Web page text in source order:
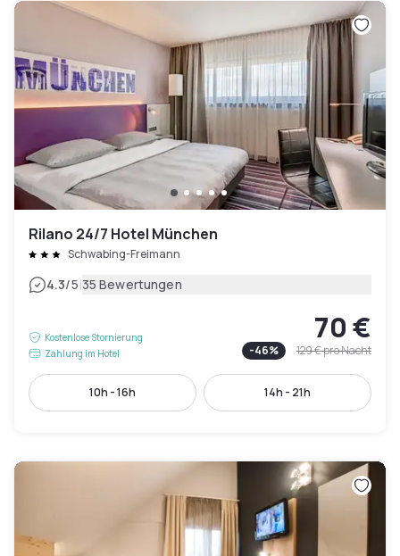
Rilano 24/7 Hotel München
Schwabing-Freimann
4.3/5|35 Bewertungen
Kostenlose Stornierung
Zahlung im Hotel
70 €
-46% 129 €pro Nacht
10h - 16h 14h - 21h